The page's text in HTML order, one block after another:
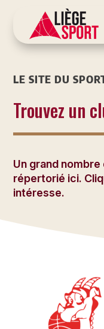
LE SITE DU
Trouvez un
Un grand
répertorié ici.
intéresse.